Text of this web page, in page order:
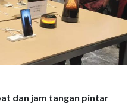
dan jam tangan pintar